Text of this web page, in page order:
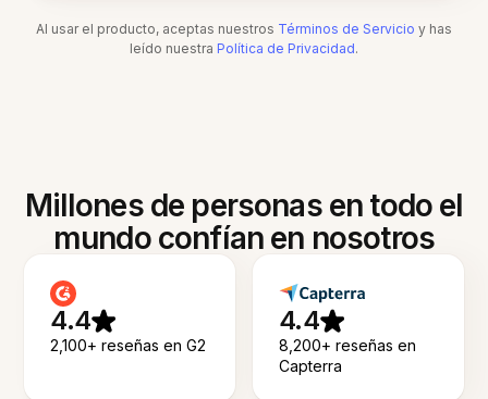
Al usar el producto, aceptas nuestros Términos de Servicio y has
leído nuestra Política de Privacidad.
Millones de personas en todo el
mundo confían en nosotros
4.4
2,100+ reseñas en G2
4.4
8,200+ reseñas en
Capterra